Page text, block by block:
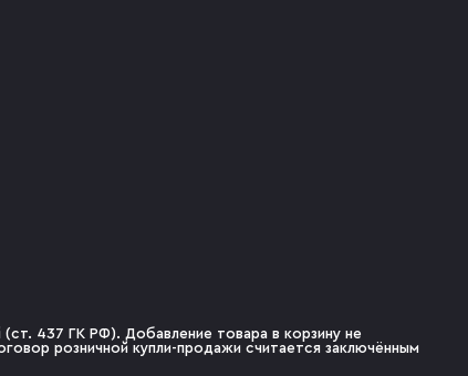
437 ГК РФ). Добавление товара в корзину не
розничной купли-продажи считается заключённым